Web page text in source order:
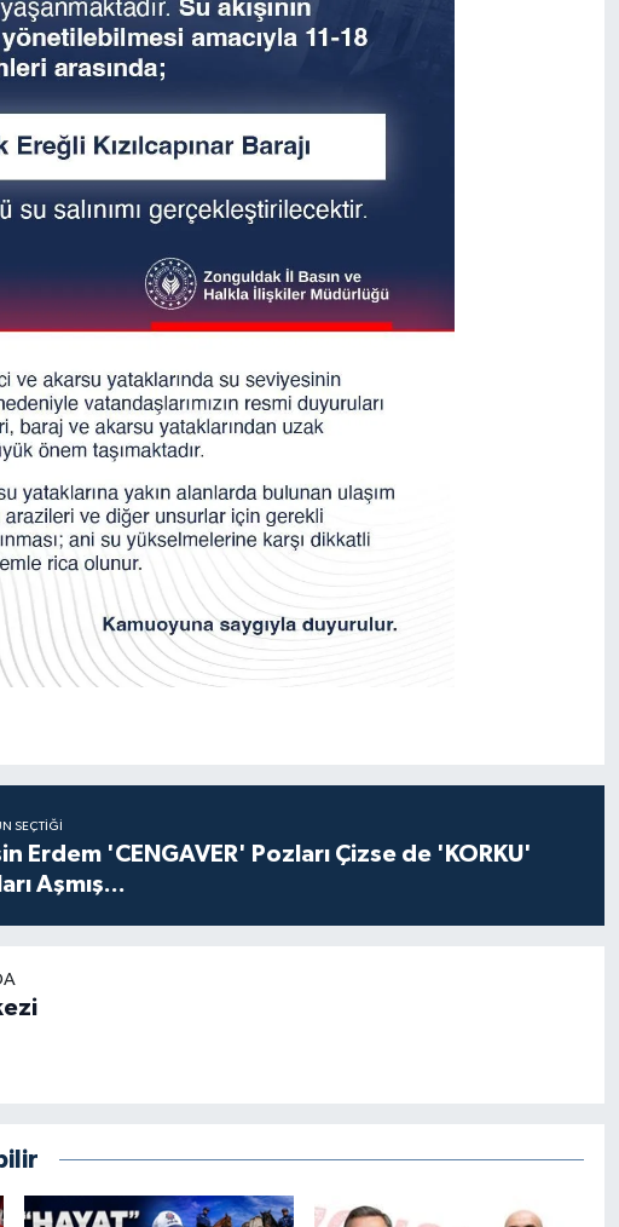
SEÇTIĞI
Erdem 'CENGAVER' Pozları Çizse de 'KORKU'
Aşmış...